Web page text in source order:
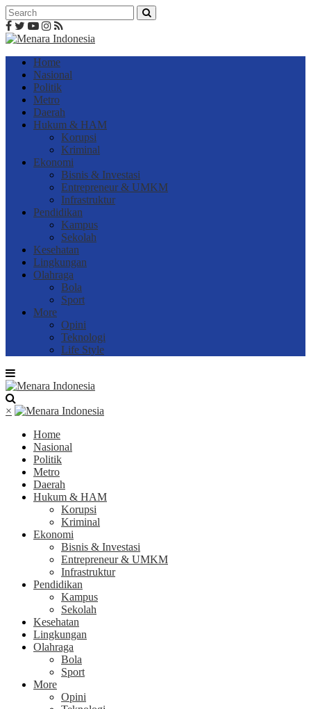
Home
Nasional
Politik
Metro
Daerah
Hukum & HAM
Korupsi
Kriminal
Ekonomi
Bisnis & Investasi
Entrepreneur & UMKM
Infrastruktur
Pendidikan
Kampus
Sekolah
Kesehatan
Lingkungan
Olahraga
Bola
Sport
More
Opini
Teknologi
Life Style
×
Home
Nasional
Politik
Metro
Daerah
Hukum & HAM
Korupsi
Kriminal
Ekonomi
Bisnis & Investasi
Entrepreneur & UMKM
Infrastruktur
Pendidikan
Kampus
Sekolah
Kesehatan
Lingkungan
Olahraga
Bola
Sport
More
Opini